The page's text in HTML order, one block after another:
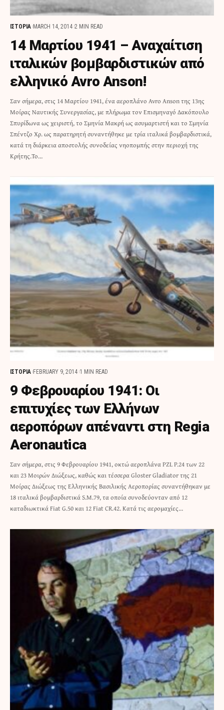
ΙΣΤΟΡΙΑ MARCH 14, 2014 2 MIN READ
14 Μαρτίου 1941 – Αναχαίτιση
ιταλικών βομβαρδιστικών από
ελληνικό Avro Anson!
Σαν σήμερα, στις 14 Μαρτίου 1941, ένα αεροπλάνο Avro Anson της 13ης
Μοίρας Ναυτικής Συνεργασίας, με πλήρωμα τον Επισμηναγό Δακόπουλο
Σπυρίδωνα ως χειριστή, το Σμηνία Μακρή ως ασυμαρτιστή και το Σμηνία
Σπέντζο Χρ. ως παρατηρητή συναντήθηκε με τρία ιταλικά βομβαρδιστικά,
κατά τη διάρκεια αποστολής συνοδείας νηοπομπής στην περιοχή της
Κρήτης.Το…
ΙΣΤΟΡΙΑ FEBRUARY 9, 2014 1 MIN READ
9 Φεβρουαρίου 1941: Οι
επιτυχίες των Ελλήνων
αεροπόρων απέναντι στη Regia
Aeronautica
Σαν σήμερα, στις 9 Φεβρουαρίου 1941, οκτώ αεροπλάνα PZL P.24 των 22
και 23 Μοιρών Διώξεως, καθώς και τέσσερα Gloster Gladiator της 21
Μοίρας Διώξεως της Ελληνικής Βασιλικής Αεροπορίας συναντήθηκαν με
18 ιταλικά βομβαρδιστικά S.M.79, τα οποία συνοδεύονταν από 12
καταδιωκτικά Fiat G.50 και 12 Fiat CR.42. Κατά τις αερομαχίες…